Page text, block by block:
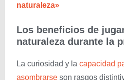
naturaleza»
Los beneficios de
naturaleza durante la
La curiosidad y la capacidad
asombrarse son rasgos